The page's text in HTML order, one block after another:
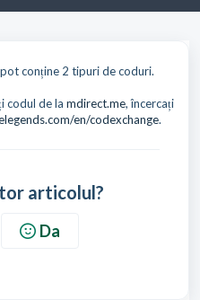
conține 2 tipuri de coduri.
codul de la mdirect.me, încercați
en/codexchange.
articolul?
Da